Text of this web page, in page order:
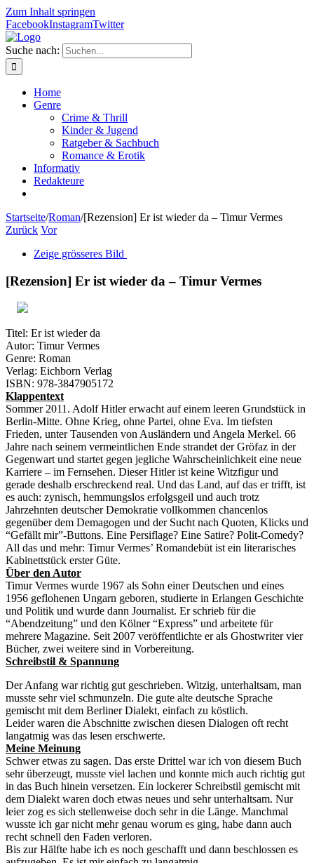
Zum Inhalt springen
FacebookInstagramTwitter
Suche nach:
Home
Genre
Crime & Thrill
Kinder & Jugend
Ratgeber & Sachbuch
Romance & Erotik
Informativ
Redakteure
Startseite/Roman/[Rezension] Er ist wieder da – Timur Vermes
Zurück Vor
Zeige grösseres Bild
[Rezension] Er ist wieder da – Timur Vermes
Titel: Er ist wieder da
Autor: Timur Vermes
Genre: Roman
Verlag: Eichborn Verlag
ISBN: 978-3847905172
Klappentext
Sommer 2011. Adolf Hitler erwacht auf einem leeren Grundstück in
Berlin-Mitte. Ohne Krieg, ohne Partei, ohne Eva. Im tiefsten
Frieden, unter Tausenden von Ausländern und Angela Merkel. 66
Jahre nach seinem vermeintlichen Ende strandet der Gröfaz in der
Gegenwart und startet gegen jegliche Wahrscheinlichkeit eine neue
Karriere – im Fernsehen. Dieser Hitler ist keine Witzfigur und
gerade deshalb erschreckend real. Und das Land, auf das er trifft, ist
es auch: zynisch, hemmungslos erfolgsgeil und auch trotz
Jahrzehnten deutscher Demokratie vollkommen chancenlos
gegenüber dem Demagogen und der Sucht nach Quoten, Klicks und
“Gefällt mir”-Buttons. Eine Persiflage? Eine Satire? Polit-Comedy?
All das und mehr: Timur Vermes’ Romandebüt ist ein literarisches
Kabinettstück erster Güte.
Über den Autor
Timur Vermes wurde 1967 als Sohn einer Deutschen und eines
1956 geflohenen Ungarn geboren, studierte in Erlangen Geschichte
und Politik und wurde dann Journalist. Er schrieb für die
“Abendzeitung” und den Kölner “Express” und arbeitete für
mehrere Magazine. Seit 2007 veröffentlichte er als Ghostwriter vier
Bücher, zwei weitere sind in Vorbereitung.
Schreibstil & Spannung
Der Anfang war richtig gut geschrieben. Witzig, unterhaltsam, man
musste sehr viel schmunzeln. Die gute alte deutsche Sprache
gemischt mit dem Berliner Dialekt, einfach zu köstlich.
Leider waren die Abschnitte zwischen diesen Dialogen oft recht
langatmig was das lesen erschwerte.
Meine Meinung
Schwer etwas zu sagen. Das erste Drittel war ich von diesem Buch
sehr überzeugt, musste viel lachen und konnte mich auch richtig gut
in das Buch hinein versetzen. Ein lockerer Schreibstil gemischt mit
dem Dialekt waren doch etwas neues und sehr unterhaltsam. Nur
leier zog es sich stellenweise doch sehr in die Länge. Manchmal
wusste ich gar nicht mehr genau worum es ging, habe dann auch
recht schnell den Faden verloren.
Bis zur Hälfte habe ich es noch geschafft und dann beschlossen es